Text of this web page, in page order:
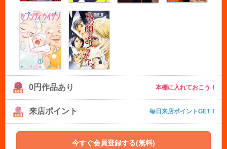
0円作品あり 本棚に入れておこう！
来店ポイント 毎日来店ポイントGET！
今すぐ会員登録する(無料)